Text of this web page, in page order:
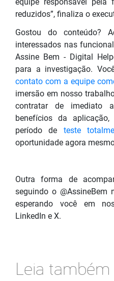
reduzidos”, finaliza o
Gostou do conteúdo?
interessados nas
Assine Bem - Digital
para a investigação.
contato com a equipe
imersão em nosso
contratar de imediato
benefícios da
período de teste
oportunidade agora
Outra forma de
seguindo o @AssineBem
esperando você em
LinkedIn e X.
Leia também